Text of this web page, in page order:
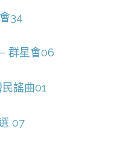
34
群星會06
謠曲01
07